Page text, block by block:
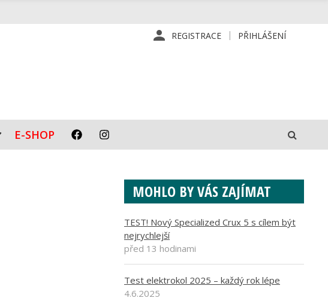
REGISTRACE PŘIHLÁŠENÍ
E-SHOP
MOHLO BY VÁS ZAJÍMAT
TEST! Nový Specialized Crux 5 s cílem být
nejrychlejší
před 13 hodinami
Test elektrokol 2025 – každý rok lépe
4.6.2025